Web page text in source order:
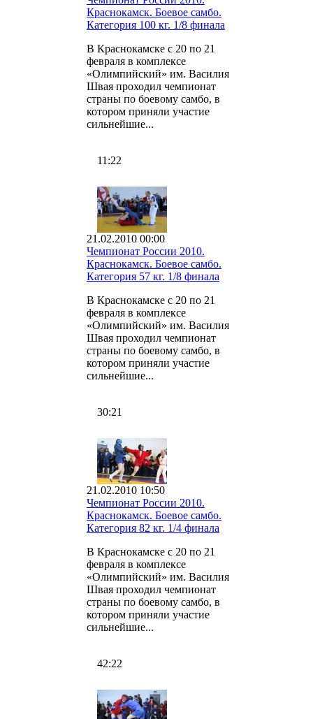
Краснокамск. Боевое самбо.
Категория 100 кг. 1/8 финала
В Краснокамске с 20 по 21
февраля в комплексе
«Олимпийский» им. Василия
Швая проходил чемпионат
страны по боевому самбо, в
котором приняли участие
сильнейшие...
11:22
21.02.2010 00:00
Чемпионат России 2010.
Краснокамск. Боевое самбо.
Категория 57 кг. 1/8 финала
В Краснокамске с 20 по 21
февраля в комплексе
«Олимпийский» им. Василия
Швая проходил чемпионат
страны по боевому самбо, в
котором приняли участие
сильнейшие...
30:21
21.02.2010 10:50
Чемпионат России 2010.
Краснокамск. Боевое самбо.
Категория 82 кг. 1/4 финала
В Краснокамске с 20 по 21
февраля в комплексе
«Олимпийский» им. Василия
Швая проходил чемпионат
страны по боевому самбо, в
котором приняли участие
сильнейшие...
42:22